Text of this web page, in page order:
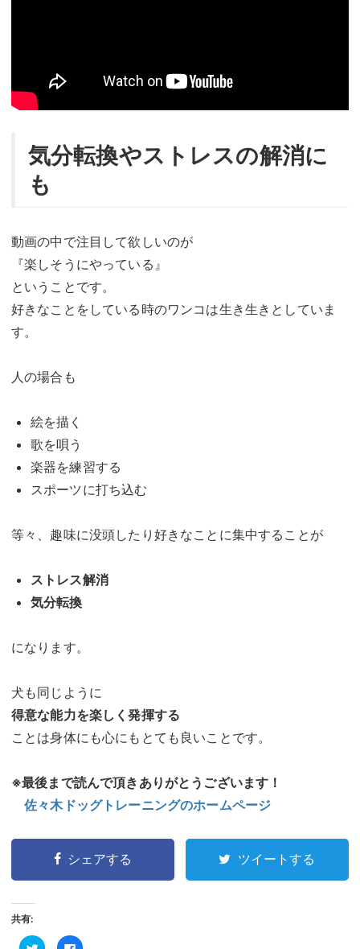
気分転換やストレスの解消に
も
動画の中で注目して欲しいのが
『楽しそうにやっている』
ということです。
好きなことをしている時のワンコは生き生きとしていま
す。
人の場合も
絵を描く
歌を唄う
楽器を練習する
スポーツに打ち込む
等々、趣味に没頭したり好きなことに集中することが
ストレス解消
気分転換
になります。
犬も同じように
得意な能力を楽しく発揮する
ことは身体にも心にもとても良いことです。
※最後まで読んで頂きありがとうございます！
佐々木ドッグトレーニングのホームページ
シェアする ツイートする
共有:
ク Facebook